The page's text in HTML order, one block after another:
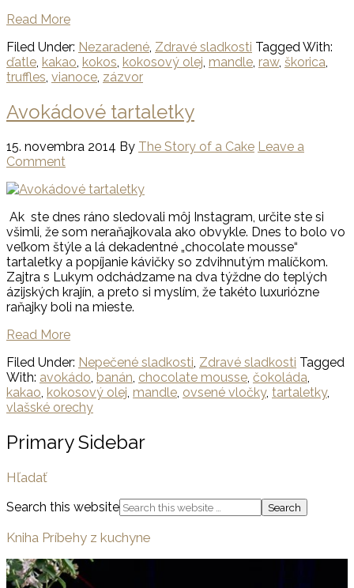
Read More
Filed Under: Nezaradené, Zdravé sladkosti Tagged With:
ďatle, kakao, kokos, kokosový olej, mandle, raw, škorica,
truffles, vianoce, zázvor
Avokádové tartaletky
15. novembra 2014 By The Story of a Cake Leave a
Comment
Ak ste dnes ráno sledovali môj Instagram, určite ste si
všimli, že som neraňajkovala ako obvykle. Dnes to bolo vo
veľkom štýle a lá dekadentné „chocolate mousse“
tartaletky a popíjanie kávičky so zdvihnutým malíčkom.
Zajtra s Lukym odchádzame na dva týždne do teplých
ázijských krajín, a preto si myslím, že takéto luxuriózne
raňajky boli na mieste.
Read More
Filed Under: Nepečené sladkosti Zdravé sladkosti Tagged
With: avokádo banán chocolate mousse čokoláda
kakao kokosový olej mandle ovsené vločky, tartaletky,
vlašské orechy
Primary Sidebar
Hľadať
Search this website
Kniha Príbehy z kuchyne